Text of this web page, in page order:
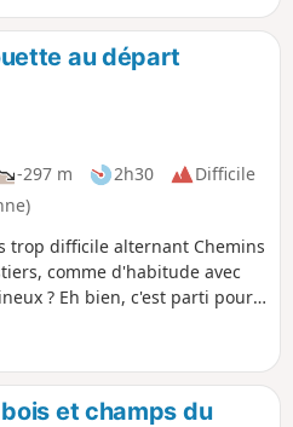
et randonneurs.
au départ
-297 m 2h30
Difficile
trop difficile alternant Chemins
comme d'habitude avec
? Eh bien, c'est parti pour
et champs du